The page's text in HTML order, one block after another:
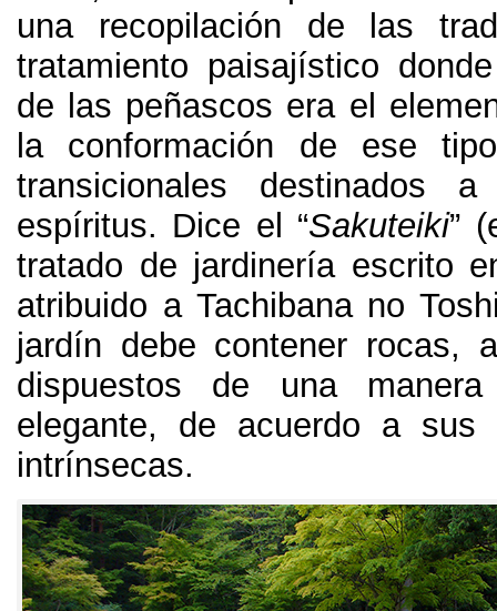
una recopilación de las
tratamiento paisajístico
de las peñascos era el
la conformación de ese
transicionales destinados
espíritus. Dice el “Sakuteiki”
tratado de jardinería escrito
atribuido a Tachibana no
jardín debe contener rocas,
dispuestos de una
elegante, de acuerdo a sus
intrínsecas.